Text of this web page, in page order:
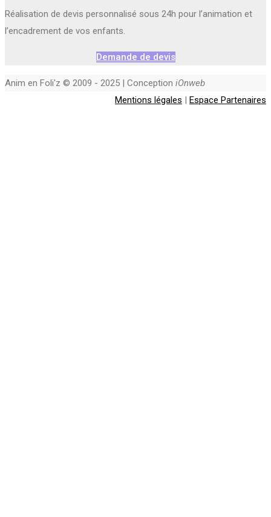
Réalisation de devis personnalisé sous 24h pour l’animation et
l’encadrement de vos enfants.
Demande de devis
Anim en Foli'z © 2009 - 2025 | Conception iOnweb
Mentions légales | Espace Partenaires